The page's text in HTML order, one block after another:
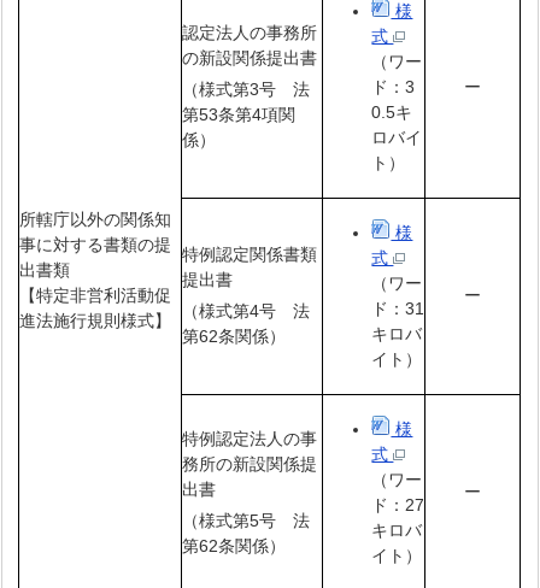
所轄庁以外の関係知
事に対する書類の提
出書類
【特定非営利活動促
進法施行規則様式】
認定法人の事務所
の新設関係提出書
（様式第3号 法
第53条第4項関
係）
様
式
（ワー
ド：3
0.5キ
ロバイ
ト）
ー
特例認定関係書類
提出書
（様式第4号 法
第62条関係）
様
式
（ワー
ド：31
キロバ
イト）
ー
特例認定法人の事
務所の新設関係提
出書
（様式第5号 法
第62条関係）
様
式
（ワー
ド：27
キロバ
イト）
ー